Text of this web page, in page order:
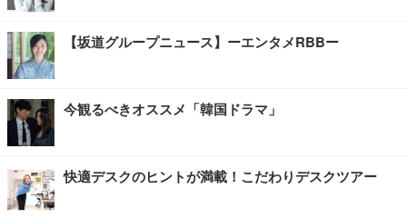
【坂道グループニュース】ーエンタメRBBー
今観るべきオススメ「韓国ドラマ」
快適デスクのヒントが満載！こだわりデスクツアー